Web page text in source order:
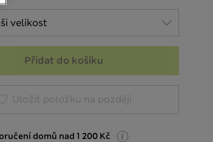
Přidat do košíku
Uložit položku na později
domů nad 1 200 Kč